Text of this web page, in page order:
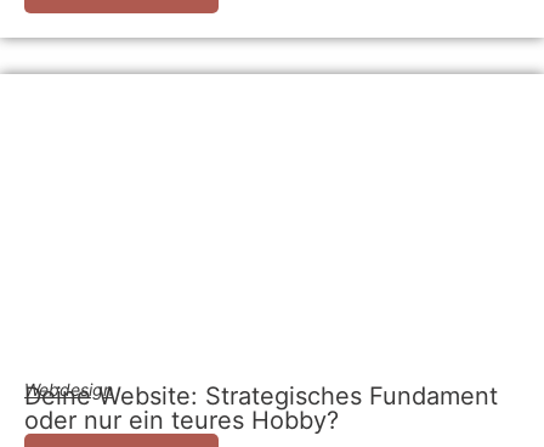
Webdesign
Deine Website: Strategisches Fundament
oder nur ein teures Hobby?